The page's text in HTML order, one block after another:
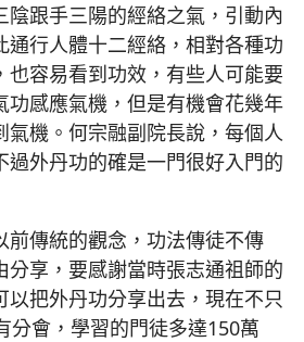
陰跟手三陽的經絡之氣，引動內
通行人體十二經絡，相對各種功
也容易看到功效，有些人可能要
功感應氣機，但是有機會花幾年
氣機。何宗融副院長說，每個人
過外丹功的確是一門很好入門的
前傳統的觀念，功法傳徒不傳
分享，要感謝當時張志通祖師的
以把外丹功分享出去，現在不只
分會，學習的門徒多達150萬